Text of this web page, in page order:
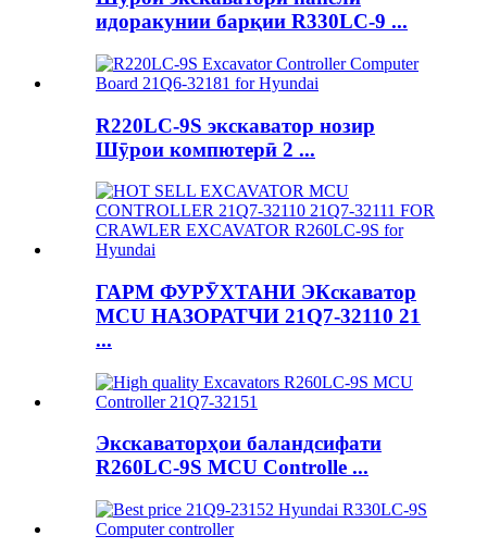
идоракунии барқии R330LC-9 ...
R220LC-9S экскаватор нозир
Шӯрои компютерӣ 2 ...
ГАРМ ФУРӮХТАНИ ЭКскаватор
MCU НАЗОРАТЧИ 21Q7-32110 21
...
Экскаваторҳои баландсифати
R260LC-9S MCU Controlle ...